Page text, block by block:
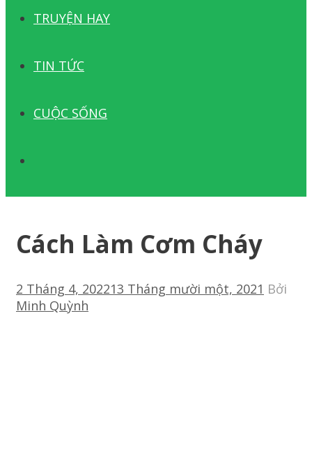
TRUYỆN HAY
TIN TỨC
CUỘC SỐNG
Cách Làm Cơm Cháy
2 Tháng 4, 202213 Tháng mười một, 2021 Bởi
Minh Quỳnh